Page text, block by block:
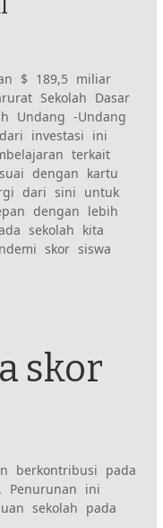
$ 189,5 miliar
Sekolah Dasar
Undang -Undang
investasi ini
terkait
dengan kartu
dari sini untuk
dengan lebih
sekolah kita
skor siswa
skor
berkontribusi pada
Penurunan ini
sekolah pada